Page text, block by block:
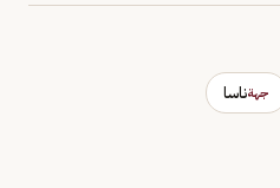
جهةناسا